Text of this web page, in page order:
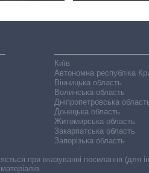
Київ
Автономна республіка
Вінницька область
Волинська область
Дніпропетровська
Донецька область
Житомирська область
Закарпатська область
Запорізька область
при вказуванні посилання